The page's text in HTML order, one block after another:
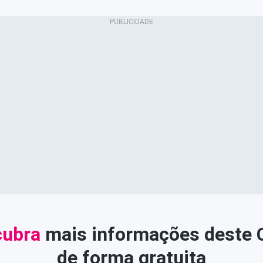
mais informações deste
de forma gratuita